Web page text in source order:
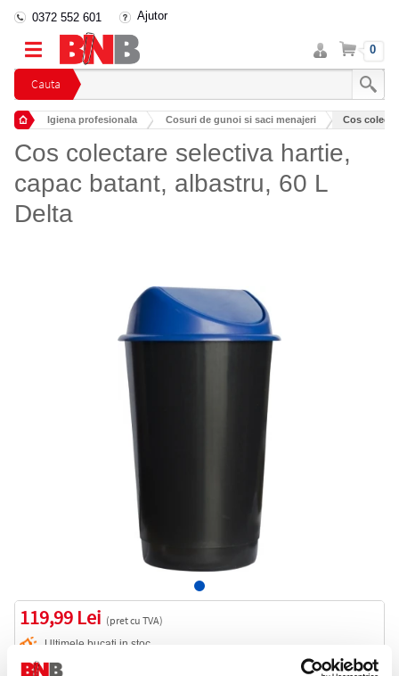
Cauta
0372 552 601 Ajutor
Intra
in
cont
Cos 0
Igiena profesionala
Cosuri de gunoi si saci menajeri
Cos
Cos colectare selectiva hartie,
capac batant, albastru, 60 L
Delta
119,99 Lei (pret cu TVA)
Ultimele bucati in stoc
120 puncte de fidelitate